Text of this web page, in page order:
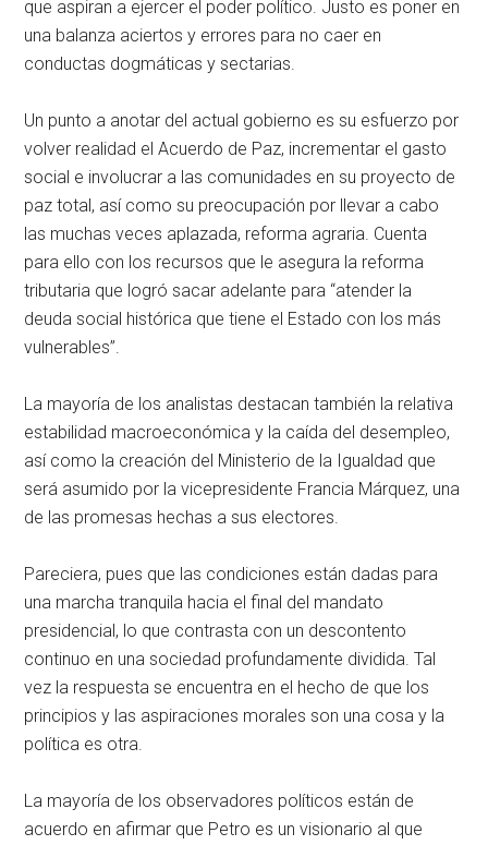
que aspiran a ejercer el poder político. Justo es poner en
una balanza aciertos y errores para no caer en
conductas dogmáticas y sectarias.
Un punto a anotar del actual gobierno es su esfuerzo por
volver realidad el Acuerdo de Paz, incrementar el gasto
social e involucrar a las comunidades en su proyecto de
paz total, así como su preocupación por llevar a cabo
las muchas veces aplazada, reforma agraria. Cuenta
para ello con los recursos que le asegura la reforma
tributaria que logró sacar adelante para “atender la
deuda social histórica que tiene el Estado con los más
vulnerables”.
La mayoría de los analistas destacan también la relativa
estabilidad macroeconómica y la caída del desempleo,
así como la creación del Ministerio de la Igualdad que
será asumido por la vicepresidente Francia Márquez, una
de las promesas hechas a sus electores.
Pareciera, pues que las condiciones están dadas para
una marcha tranquila hacia el final del mandato
presidencial, lo que contrasta con un descontento
continuo en una sociedad profundamente dividida. Tal
vez la respuesta se encuentra en el hecho de que los
principios y las aspiraciones morales son una cosa y la
política es otra.
La mayoría de los observadores políticos están de
acuerdo en afirmar que Petro es un visionario al que